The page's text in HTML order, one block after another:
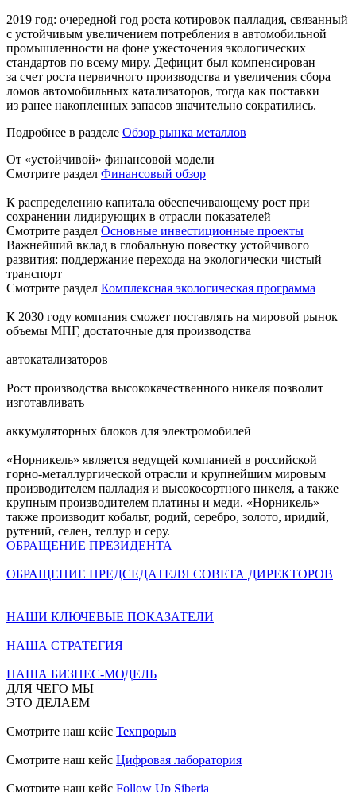
2019 год: очередной год роста котировок палладия, связанный
с устойчивым увеличением потребления в автомобильной
промышленности на фоне ужесточения экологических
стандартов по всему миру. Дефицит был компенсирован
за счет роста первичного производства и увеличения сбора
ломов автомобильных катализаторов, тогда как поставки
из ранее накопленных запасов значительно сократились.
Подробнее в разделе Обзор рынка металлов
От «устойчивой» финансовой модели
Смотрите раздел Финансовый обзор
К распределению капитала обеспечивающему рост при
сохранении лидирующих в отрасли показателей
Смотрите раздел Основные инвестиционные проекты
Важнейший вклад в глобальную повестку устойчивого
развития: поддержание перехода на экологически чистый
транспорт
Смотрите раздел Комплексная экологическая программа
К 2030 году компания сможет поставлять на мировой рынок
объемы МПГ, достаточные для производства
автокатализаторов
Рост производства высококачественного никеля позволит
изготавливать
аккумуляторных блоков для электромобилей
«Норникель» является ведущей компанией в российской
горно-металлургической отрасли и крупнейшим мировым
производителем палладия и высокосортного никеля, а также
крупным производителем платины и меди. «Норникель»
также производит кобальт, родий, серебро, золото, иридий,
рутений, селен, теллур и серу.
ОБРАЩЕНИЕ ПРЕЗИДЕНТА
ОБРАЩЕНИЕ ПРЕДСЕДАТЕЛЯ СОВЕТА ДИРЕКТОРОВ
НАШИ КЛЮЧЕВЫЕ ПОКАЗАТЕЛИ
НАША СТРАТЕГИЯ
НАША БИЗНЕС-МОДЕЛЬ
ДЛЯ ЧЕГО МЫ
ЭТО ДЕЛАЕМ
Смотрите наш кейс Техпрорыв
Смотрите наш кейс Цифровая лаборатория
Смотрите наш кейс Follow Up Siberia